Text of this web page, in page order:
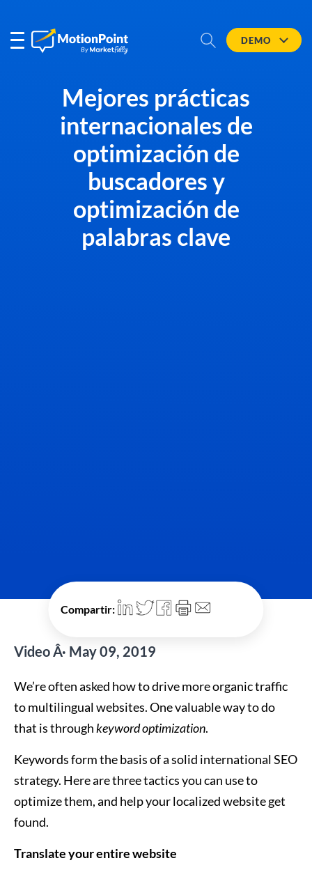
DEMO
Mejores prácticas
internacionales de
optimización de
buscadores y
optimización de
palabras clave
Compartir:
Video Â· May 09, 2019
We’re often asked how to drive more organic traffic
to multilingual websites. One valuable way to do
that is throughkeyword optimization.
Keywords form the basis of a solid international SEO
strategy. Here are three tactics you can use to
optimize them, and help your localized website get
found.
Translate your entire website